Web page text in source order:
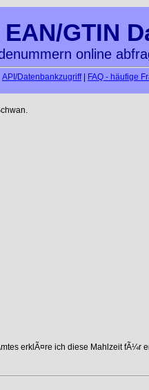
GTIN
online
API/Datenbankzugriff| FAQ - häufige
erklÃ¤re ich diese Mahlzeit fÃ¼r